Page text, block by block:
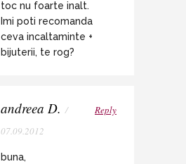
toc nu foarte inalt.
Imi poti recomanda
ceva incaltaminte +
bijuterii, te rog?
andreea D. /
07.09.2012
Reply
buna,